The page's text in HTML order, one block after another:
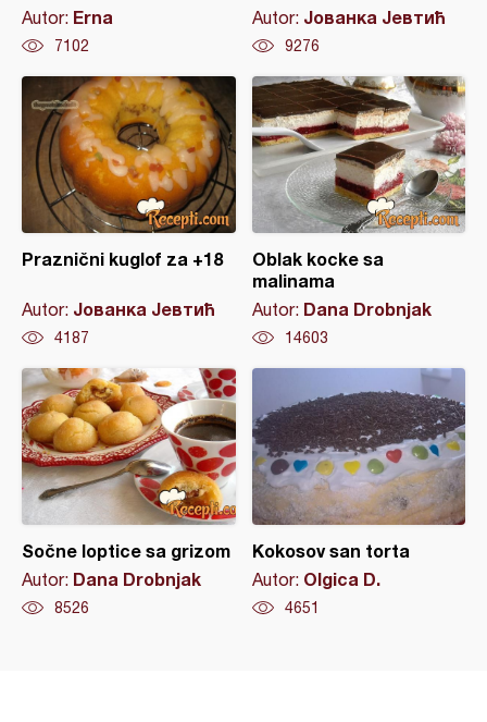
Autor: Erna
7102
Autor: Јованка Јевтић
9276
Praznični kuglof za +18
Autor: Јованка Јевтић
4187
Oblak kocke sa
malinama
Autor: Dana Drobnjak
14603
Sočne loptice sa grizom
Autor: Dana Drobnjak
8526
Kokosov san torta
Autor: Olgica D.
4651